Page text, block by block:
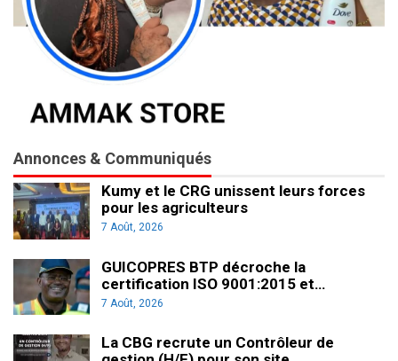
Annonces & Communiqués
Kumy et le CRG unissent leurs forces
pour les agriculteurs
7 Août, 2026
GUICOPRES BTP décroche la
certification ISO 9001:2015 et…
7 Août, 2026
La CBG recrute un Contrôleur de